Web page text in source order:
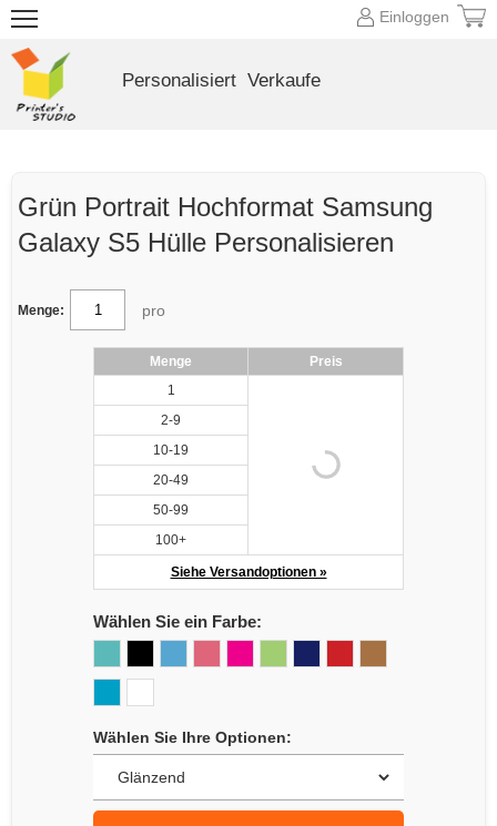
Grün Portrait Hochformat Samsung
Galaxy S5 Hülle Personalisieren
Menge: pro
Menge
Preis
1
2-9
10-19
20-49
50-99
100+
Siehe Versandoptionen »
Wählen Sie ein Farbe:
Wählen Sie Ihre Optionen:
Einloggen
Personalisiert Verkaufe